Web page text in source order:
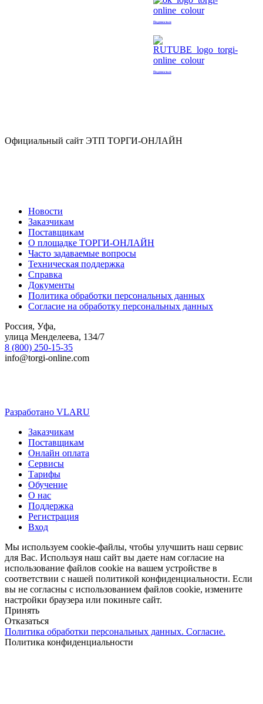
Подписаться
Подписаться
Официальный сайт ЭТП ТОРГИ-ОНЛАЙН
Новости
Заказчикам
Поставщикам
О площадке ТОРГИ-ОНЛАЙН
Часто задаваемые вопросы
Техническая поддержка
Справка
Документы
Политика обработки персональных данных
Согласие на обработку персональных данных
Россия, Уфа,
улица Менделеева, 134/7
8 (800) 250-15-35
info@torgi-online.com
Разработано VLARU
Close
Menu
Заказчикам
Поставщикам
Онлайн оплата
Сервисы
Тарифы
Обучение
О нас
Поддержка
Регистрация
Вход
Мы используем cookie-файлы, чтобы улучшить наш сервис
для Вас. Используя наш сайт вы даете нам согласие на
использование файлов cookie на вашем устройстве в
соответствии с нашей политикой конфиденциальности. Если
вы не согласны с использованием файлов cookie, измените
настройки браузера или покиньте сайт.
Принять
Отказаться
Политика обработки персональных данных. Согласие.
Политика конфиденциальности